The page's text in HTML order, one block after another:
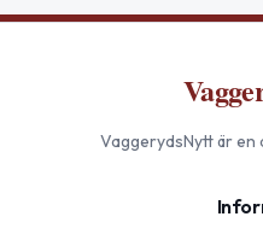
VaggerydsNyttär en